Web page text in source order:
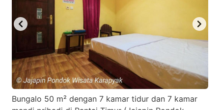
Bungalo 50 m² dengan 7 kamar tidur dan 7 kamar